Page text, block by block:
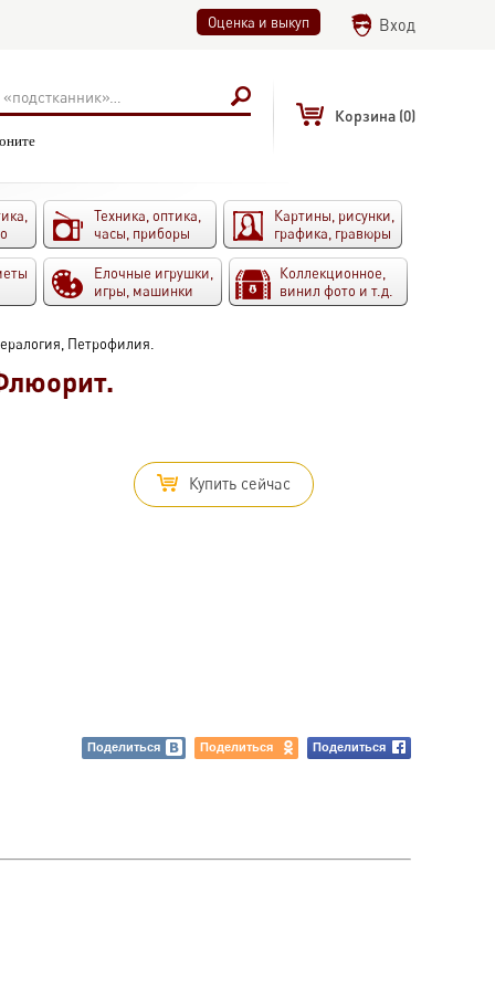
Оценка и выкуп Вход
Корзина (0)
Техника, оптика,
часы, приборы
Картины, рисунки,
графика, гравюры
Елочные игрушки,
игры, машинки
Коллекционное,
винил фото и т.д.
Петрофилия.
Купить сейчас
Поделиться Поделиться Поделиться